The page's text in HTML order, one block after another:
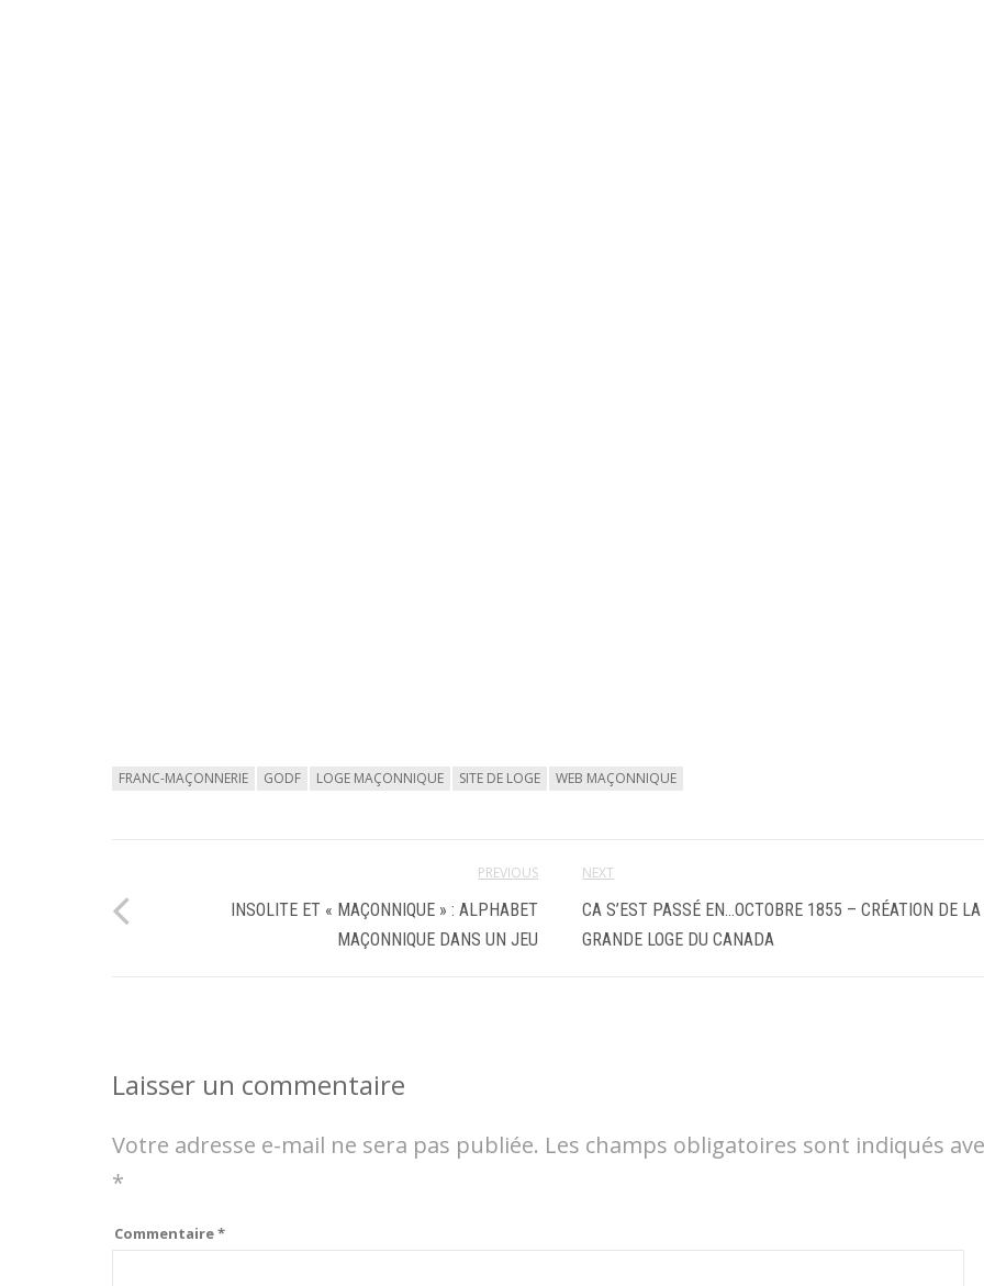
FRANC-MAÇONNERIE GODF LOGE MAÇONNIQUE SITE DE LOGE WEB MAÇONNIQUE
PREVIOUS
INSOLITE ET « MAÇONNIQUE » : ALPHABET
MAÇONNIQUE DANS UN JEU
NEXT
CA S’EST PASSÉ EN…OCTOBRE 1855 – CRÉATION DE LA
GRANDE LOGE DU CANADA
Laisser un commentaire
Votre adresse e-mail ne sera pas publiée. Les champs obligatoires sont indiqués
*
Commentaire*